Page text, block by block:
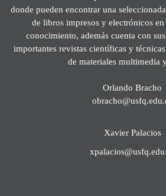
donde pueden encontrar una
de libros impresos y electrónicos en
conocimiento, además cuenta con
importantes revistas científicas y
de materiales multimedia
Orlando Bracho
Xavier Palacios